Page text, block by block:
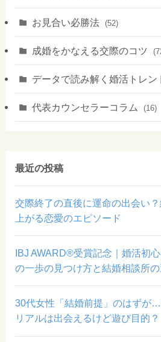
お見合い必勝法 (52)
成婚をかなえる交際のコツ
データで読み解く婚活トレン
代表カウンセラーコラム (16)
最近の投稿
交際終了の直後に運命の出会い
上がる恋愛のエピソード
IBJ AWARD®受賞記念｜婚活初
の一歩の見つけ方と結婚相談所
30代女性「結婚前提」のはずが
リアルは出会えるけど遊び目的？